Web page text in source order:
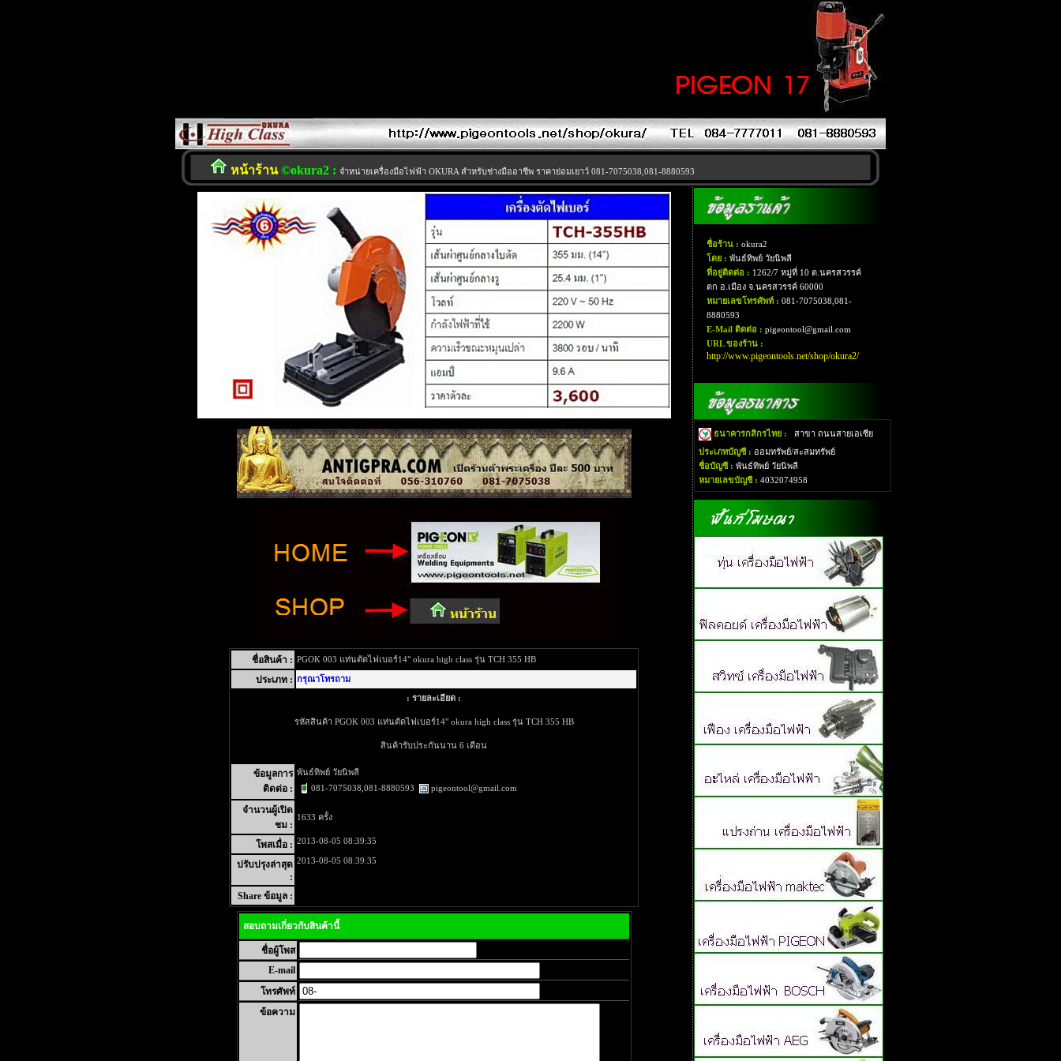
หน้าร้าน©okura2 : จำหน่ายเครื่องมือไฟฟ้า OKURA สำหรับช่างมืออาชีพ ราคาย่อมเยาว์ 081-7075038,081-8880593
ชื่อสินค้า : PGOK 003 แท่นตัดไฟเบอร์14" okura high class รุ่น TCH 355 HB
ประเภท : กรุณาโทรถาม
: รายละเอียด :
รหัสสินค้า PGOK 003 แท่นตัดไฟเบอร์14" okura high class รุ่น TCH 355 HB
สินค้ารับประกันนาน 6 เดือน
ข้อมูลการ
ติดต่อ :
พันธ์ทิพย์ วัยนิพลี
081-7075038,081-8880593
pigeontool@gmail.com
จำนวนผู้เปิด
ชม :
1633 ครั้ง
โพสเมื่อ : 2013-08-05 08:39:35
ปรับปรุงล่าสุด
:
2013-08-05 08:39:35
Share ข้อมูล :
สอบถามเกี่ยวกับสินค้านี้
ชื่อผู้โพส
E-mail
โทรศัพท์
ข้อความ
ชื่อร้าน : okura2
โดย : พันธ์ทิพย์ วัยนิพลี
ที่อยู่ติดต่อ : 1262/7 หมู่ที่ 10 ต.นครสวรรค์
ตก อ.เมือง จ.นครสวรรค์ 60000
หมายเลขโทรศัพท์ : 081-7075038,081-
8880593
E-Mail ติดต่อ : pigeontool@gmail.com
URL ของร้าน :
http://www.pigeontools.net/shop/okura2/
ธนาคารกสิกรไทย :
สาขา ถนนสายเอเซีย
ประเภทบัญชี : ออมทรัพย์/สะสมทรัพย์
ชื่อบัญชี : พันธ์ทิพย์ วัยนิพลี
หมายเลขบัญชี : 4032074958